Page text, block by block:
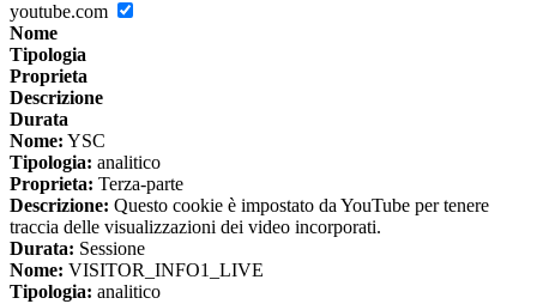
youtube.com
Nome
Tipologia
Proprieta
Descrizione
Durata
Nome: YSC
Tipologia: analitico
Proprieta: Terza-parte
Descrizione: Questo cookie è impostato da YouTube per tenere
traccia delle visualizzazioni dei video incorporati.
Durata: Sessione
Nome: VISITOR_INFO1_LIVE
Tipologia: analitico